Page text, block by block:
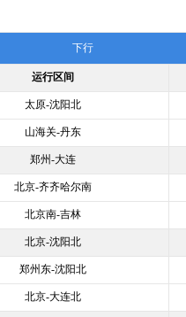
下行
运行区间
太原-沈阳北
山海关-丹东
郑州-大连
北京-齐齐哈尔南
北京南-吉林
北京-沈阳北
郑州东-沈阳北
北京-大连北